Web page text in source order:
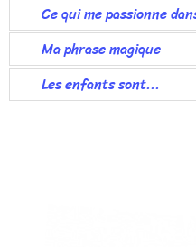
Ce qui me passionne
Ma phrase magique
Les enfants sont...